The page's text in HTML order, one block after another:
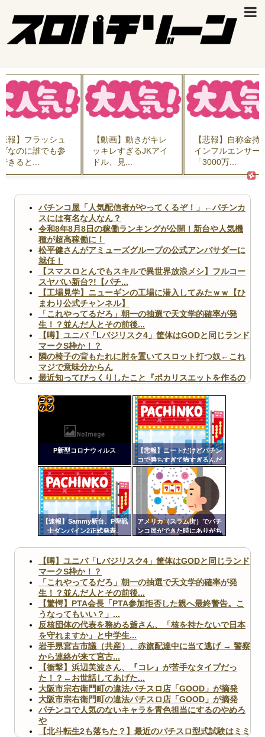
報】フラッシュ
なのに誰でも参
きると...
【動画】動きがキレ
ッキレすぎるJKアイ
ドル、見...
【悲報】自称金持
インフルエンサー
「3000万...
パチンコ屋「人気配信者がやってくるぞ！」←パチンカ
スには有名な人なん？
令和8年8月8日の稼働ランキングが公開！新台や人気機
種が超高稼働に！
松平健さんがアミューズグループの公式アンバサダーに
就任！
【スマスロとんでもスキルで異世界放浪メシ】フルコー
スヤバい新台?!【パチ...
【工場見学】ニューギンの工場に潜入してみたｗｗ【ひ
まわり公式チャンネル】
「これやってるだろ」朝一の抽選で天文学的確率が発
生！？並んだ人とその前後...
【噂】ユニバ「Lバジリスク4」筐体はGODと同じランド
マークS枠か！？
隣の椅子の背もたれに肘を置いてスロット打つ奴←これ
マジで意味分からん
最近知ってびっくりしたこと『ポカリスエットを作るの
【ヤバ杉】日本の無車検車「実は俺たち20万台も走って
ますｗ」←これどうす...
【閲覧注意】俺が近くにいると機械が壊れるんだけどさ
【画像】ペプシコーラ社、「こういうのでいいんだよ」
な新商品を発売
Powered by livedoor 相互RSS
P新型コロナウィルス
【悲報】ニートだけどパチン
コで勝ちすぎて怖すぎるんだ
けど…
【速報】Sammy新台、P聖戦
士ダンバイン2正式発表。
アメリカ（スラム街）でパチ
ンコ屋ができた時にありがち
ｗｗｗｗｗｗｗ
定リ
ンク
自動
更新
ツー
【噂】ユニバ「Lバジリスク4」筐体はGODと同じランド
マークS枠か！？
「これやってるだろ」朝一の抽選で天文学的確率が発
生！？並んだ人とその前後...
【驚愕】PTA会長「PTA参加拒否した親へ最終警告。こ
うなってもいい？」...
反核団体の代表を務める爺さん、「核を持たないで日本
を守れますか」と中学生...
岩手県宮古市議（共産）、赤旗配達中に当て逃げ → 警察
から連絡が来て宮古...
【衝撃】浜辺美波さん、『コレ』が苦手なタイプだっ
た！？←お世話してあげた...
大阪市宗右衛門町の違法パチスロ店「GOOD」が摘発
大阪市宗右衛門町の違法パチスロ店「GOOD」が摘発
パチンコで人気のないキャラを青色担当にするのやめろ
や
【北斗転生2も落ちた？】最近のパチスロ型式試験はミミ